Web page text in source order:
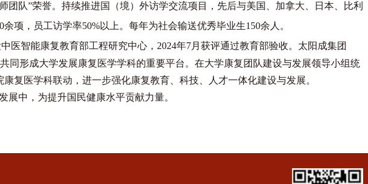
团队”荣誉。持续推进国（境）外访学交流项目，先后与美国、加拿大、日本、比利
项，员工访学率50%以上。每年为社会输送优秀毕业生150余人。
医智能康复教育部工程研究中心， 2024年7月获评通过教育部验收。太阳成集团
同形成大学发展康复医学学科的重要平台。 在大学康复团队建设与发展领导小组统
复医学科联动，进一步强化康复教育、科技、人才一体化建设与发展。
展中，为提升国民健康水平贡献力量。